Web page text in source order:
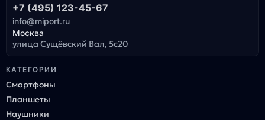
+7 (495) 123-45-67
info@miport.ru
Москва
улица Сущёвский Вал, 5с20
КАТЕГОРИИ
Смартфоны
Планшеты
Наушники